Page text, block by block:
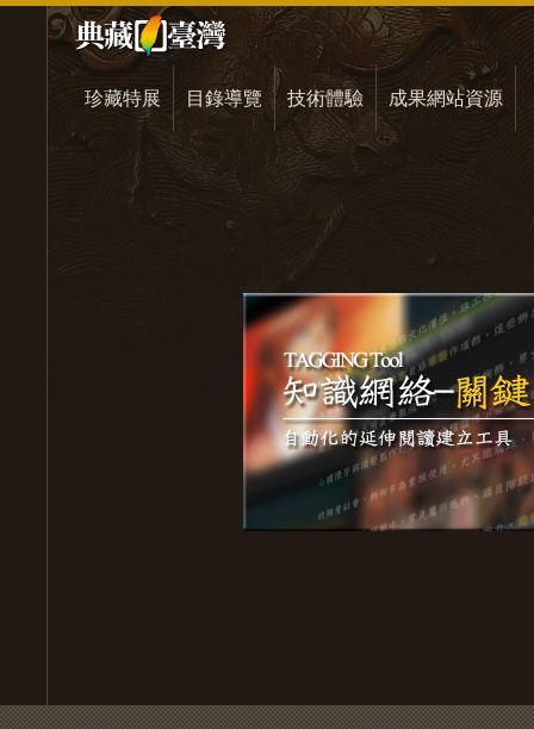
珍藏特展 目錄導覽 技術體驗 成果網站資源